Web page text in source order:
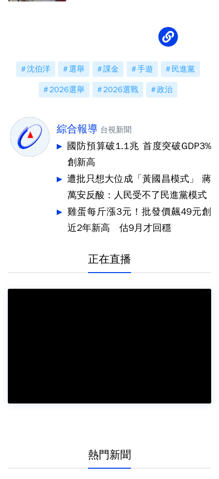
沈伯洋 選舉 課金 手遊 民進黨
2026選舉 2026選戰 政治
綜合報導 台視新聞
國防預算破1.1兆 首度突破GDP3%
創新高
遭批只想大位成「黃國昌模式」 蔣
萬安反酸：人民受不了民進黨模式
雞蛋每斤漲3元！批發價飆49元創
近2年新高 估9月才回穩
正在直播
熱門新聞